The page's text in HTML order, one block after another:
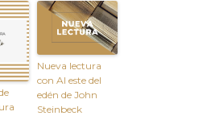
Nueva lectura
con Al este del
edén de John
Steinbeck